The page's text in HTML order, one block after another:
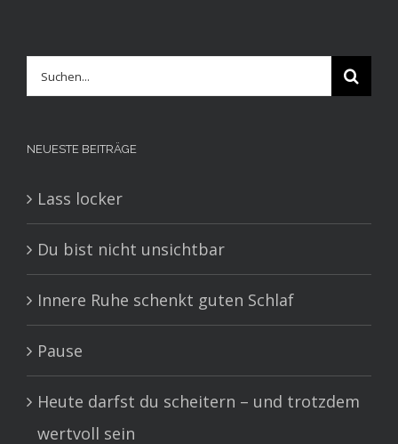
Suche
nach:
NEUESTE BEITRÄGE
Lass locker
Du bist nicht unsichtbar
Innere Ruhe schenkt guten Schlaf
Pause
Heute darfst du scheitern – und trotzdem
wertvoll sein